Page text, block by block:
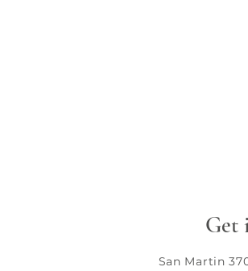
Get
San Martin